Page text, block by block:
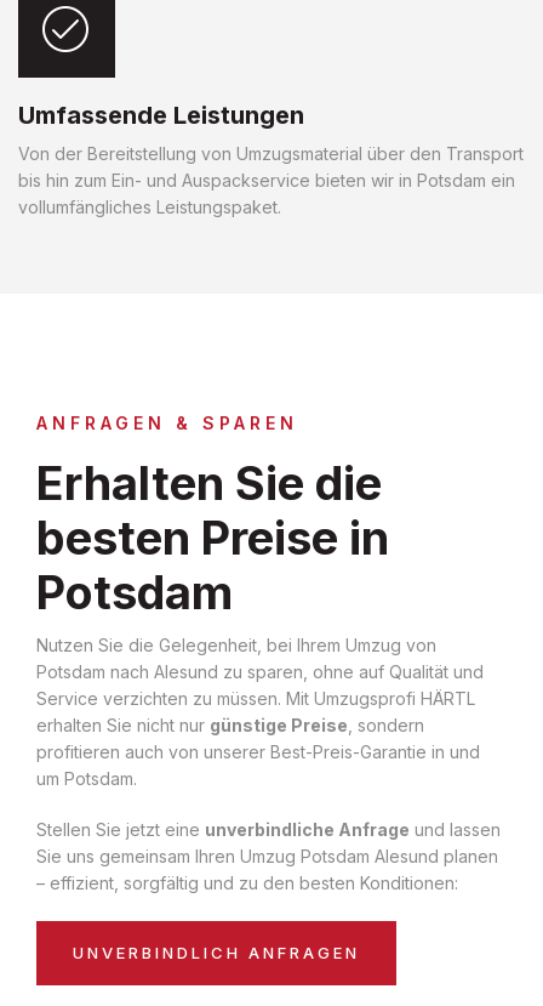
Umfassende Leistungen
Von der Bereitstellung von Umzugsmaterial über den Transport
bis hin zum Ein- und Auspackservice bieten wir in Potsdam ein
vollumfängliches Leistungspaket.
ANFRAGEN & SPAREN
Erhalten Sie die
besten Preise in
Potsdam
Nutzen Sie die Gelegenheit, bei Ihrem Umzug von
Potsdam nach Alesund zu sparen, ohne auf Qualität und
Service verzichten zu müssen. Mit Umzugsprofi HÄRTL
erhalten Sie nicht nur günstige Preise , sondern
profitieren auch von unserer Best-Preis-Garantie in und
um Potsdam.
Stellen Sie jetzt eine unverbindliche Anfrage und lassen
Sie uns gemeinsam Ihren Umzug Potsdam Alesund planen
– effizient, sorgfältig und zu den besten Konditionen:
UNVERBINDLICH ANFRAGEN